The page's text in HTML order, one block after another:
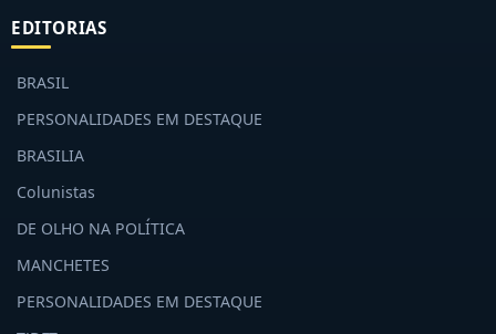
EDITORIAS
BRASIL
PERSONALIDADES EM DESTAQUE
BRASILIA
Colunistas
DE OLHO NA POLÍTICA
MANCHETES
PERSONALIDADES EM DESTAQUE